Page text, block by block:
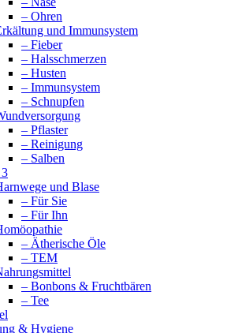
– Ohren
und Immunsystem
– Fieber
– Halsschmerzen
– Husten
– Immunsystem
– Schnupfen
– Pflaster
– Reinigung
– Salben
und Blase
– Für Sie
– Für Ihn
– Ätherische Öle
– TEM
– Bonbons & Fruchtbären
– Tee
& Hygiene